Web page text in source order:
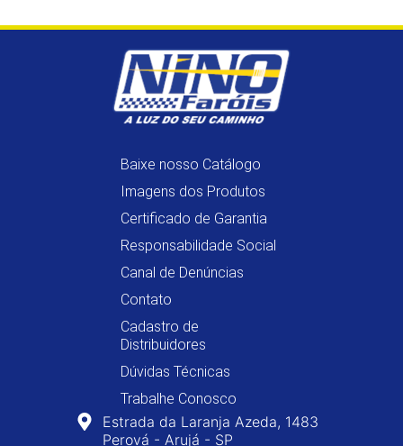
Baixe nosso Catálogo
Imagens dos Produtos
Certificado de Garantia
Responsabilidade Social
Canal de Denúncias
Contato
Cadastro de
Distribuidores
Dúvidas Técnicas
Trabalhe Conosco
Estrada da Laranja Azeda, 1483
Perová - Arujá - SP